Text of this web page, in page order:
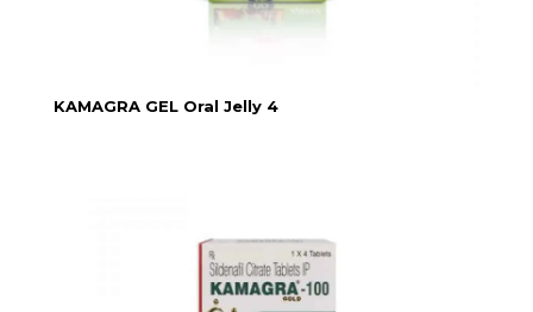
KAMAGRA GEL Oral Jelly 4